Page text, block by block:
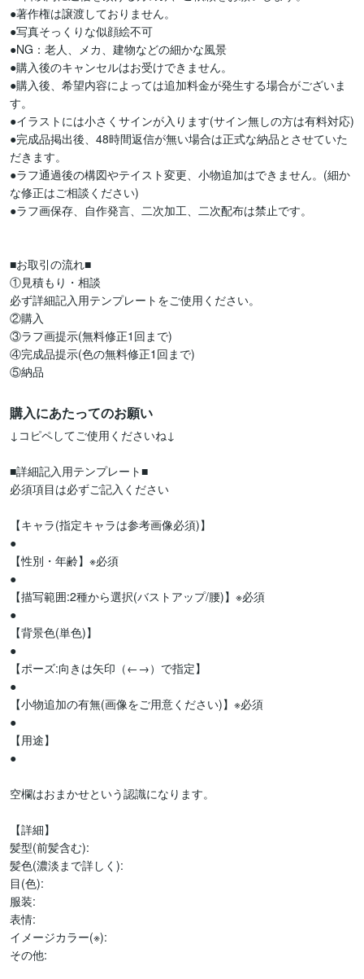
●著作権は譲渡しておりません。
●写真そっくりな似顔絵不可
●NG：老人、メカ、建物などの細かな風景
●購入後のキャンセルはお受けできません。
●購入後、希望内容によっては追加料金が発生する場合がございま
す。
●イラストには小さくサインが入ります(サイン無しの方は有料対応)
●完成品掲出後、48時間返信が無い場合は正式な納品とさせていた
だきます。
●ラフ通過後の構図やテイスト変更、小物追加はできません。(細か
な修正はご相談ください)
●ラフ画保存、自作発言、二次加工、二次配布は禁止です。
■お取引の流れ■
①見積もり・相談
必ず詳細記入用テンプレートをご使用ください。
②購入
③ラフ画提示(無料修正1回まで)
④完成品提示(色の無料修正1回まで)
⑤納品
購入にあたってのお願い
↓コピペしてご使用くださいね↓
■詳細記入用テンプレート■
必須項目は必ずご記入ください
【キャラ(指定キャラは参考画像必須)】
●
【性別・年齢】※必須
●
【描写範囲:2種から選択(バストアップ/腰)】※必須
●
【背景色(単色)】
●
【ポーズ:向きは矢印（←→）で指定】
●
【小物追加の有無(画像をご用意ください)】※必須
●
【用途】
●
空欄はおまかせという認識になります。
【詳細】
髪型(前髪含む):
髪色(濃淡まで詳しく):
目(色):
服装:
表情:
イメージカラー(※):
その他: